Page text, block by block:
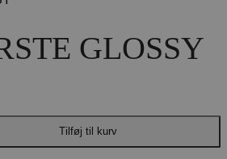
GLOSSY
Tilføj til kurv